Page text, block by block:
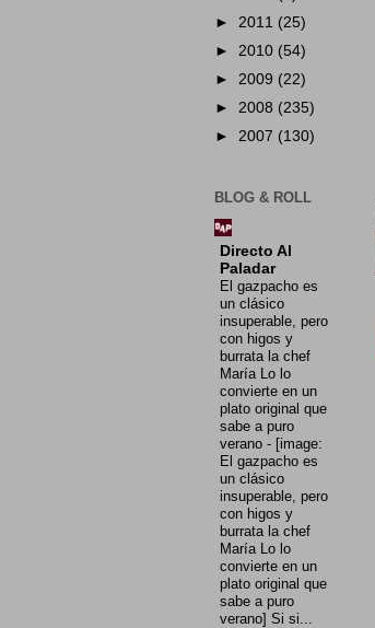
► 2011 (25)
► 2010 (54)
► 2009 (22)
► 2008 (235)
► 2007 (130)
BLOG & ROLL
Directo Al
Paladar
El gazpacho es
un clásico
insuperable, pero
con higos y
burrata la chef
María Lo lo
convierte en un
plato original que
sabe a puro
verano - [image:
El gazpacho es
un clásico
insuperable, pero
con higos y
burrata la chef
María Lo lo
convierte en un
plato original que
sabe a puro
verano] Si si...